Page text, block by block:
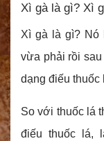
Xì gà là gì? Xì
Xì gà là gì? Nó
vừa phải rồi
dạng điếu thuốc
So với thuốc lá
điếu thuốc lá,